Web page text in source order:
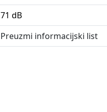
71 dB
Preuzmi informacijski list